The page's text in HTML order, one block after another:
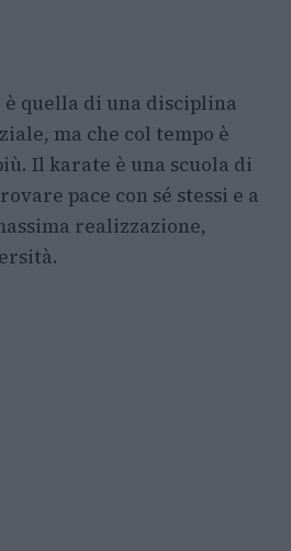
quella di una disciplina
ma che col tempo è
Il karate è una scuola di
pace con sé stessi e a
realizzazione,